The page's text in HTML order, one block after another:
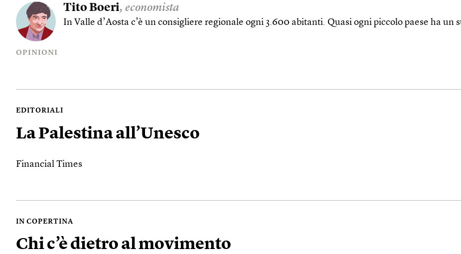
Tito Boeri, economista
In Valle d’Aosta c’è un consigliere regionale ogni 3.600 abitanti. Quasi ogni piccolo pae­se ha un
OPINIONI
EDITORIALI
La Palestina all’Unesco
Financial Times
IN COPERTINA
Chi c’è dietro al movimento